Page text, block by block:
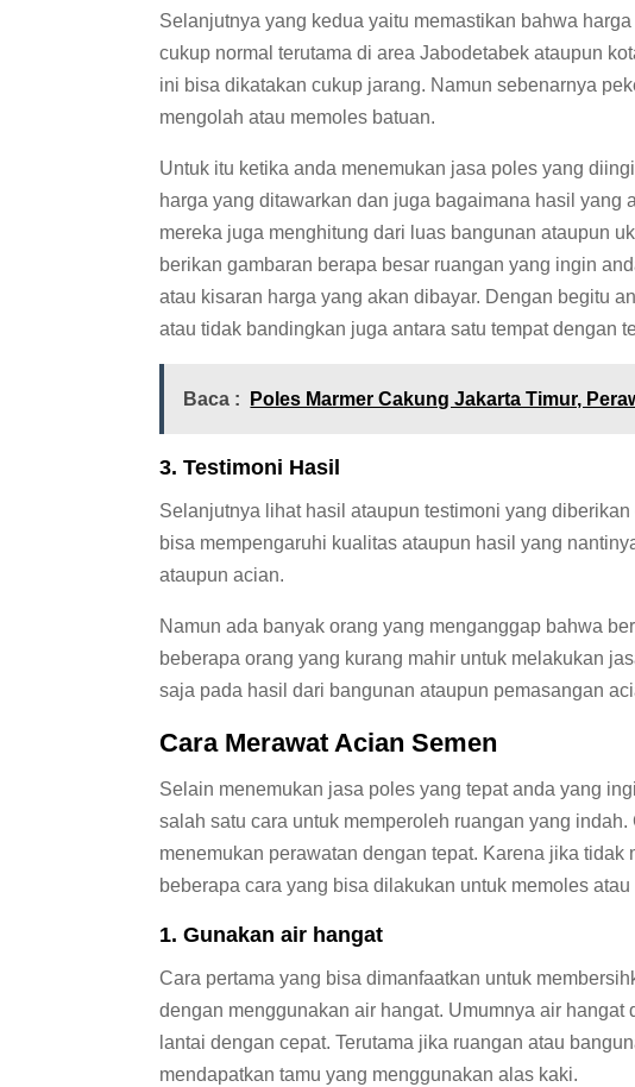
Selanjutnya yang kedua yaitu memastikan bahwa
cukup normal terutama di area Jabodetabek ataupun
ini bisa dikatakan cukup jarang. Namun sebenarnya
mengolah atau memoles batuan.
Untuk itu ketika anda menemukan jasa poles yang
harga yang ditawarkan dan juga bagaimana hasil yang
mereka juga menghitung dari luas bangunan ataupun
berikan gambaran berapa besar ruangan yang ingin
atau kisaran harga yang akan dibayar. Dengan begitu
atau tidak bandingkan juga antara satu tempat dengan
Baca : Poles Marmer Cakung Jakarta Timur,
3. Testimoni Hasil
Selanjutnya lihat hasil ataupun testimoni yang
bisa mempengaruhi kualitas ataupun hasil yang
ataupun acian.
Namun ada banyak orang yang menganggap bahwa
beberapa orang yang kurang mahir untuk melakukan
saja pada hasil dari bangunan ataupun pemasangan
Cara Merawat Acian Semen
Selain menemukan jasa poles yang tepat anda yang
salah satu cara untuk memperoleh ruangan yang
menemukan perawatan dengan tepat. Karena jika
beberapa cara yang bisa dilakukan untuk memoles
1. Gunakan air hangat
Cara pertama yang bisa dimanfaatkan untuk
dengan menggunakan air hangat. Umumnya air
lantai dengan cepat. Terutama jika ruangan atau
mendapatkan tamu yang menggunakan alas kaki.